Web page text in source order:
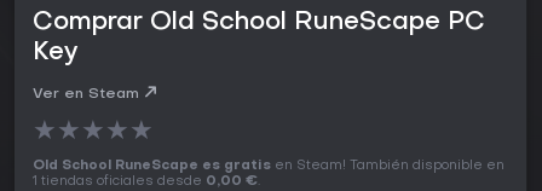
Comprar Old School RuneScape PC
Key
Ver en Steam
★★★★★
Old School RuneScape es gratis en Steam! También disponible en
1 tiendas oficiales desde 0,00 €.